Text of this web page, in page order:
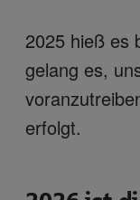
2025 hieß es
gelang es,
erfolgt.